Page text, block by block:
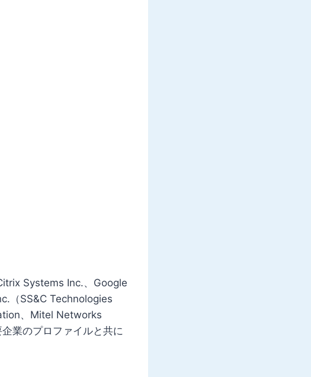
Systems Inc.、Google
（SS&C Technologies
、Mitel Networks
業のプロファイルと共に